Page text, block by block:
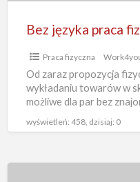
od
zaraz
wykładanie
towaru
sklepie
Wiednia
Praca fizyczna
Od zaraz propozycja
wykładaniu towarów w
możliwe dla par bez
wyświetleń: 458, dzisiaj: 0